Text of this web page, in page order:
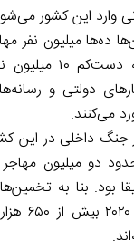
وارد این کشور
ده‌ها میلیون نفر
به سر می‌برند
می‌کنند.
دو میلیون مهاجر
بود. بنا به